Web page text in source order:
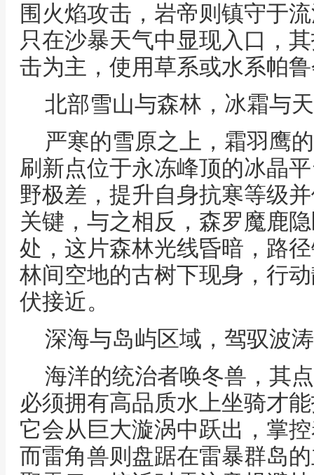
围火焰攻击，岩帝则镇守于
只在沙暴天气中显现入口，
击为主，使用草系或水系帕
北部雪山与森林，冰霜与
严寒的雪原之上，霜羽鹰
刷新点位于永冻峰顶的冰晶
野极差，提升自身抗寒等级
关键，与之相反，森罗魔鹿
处，这片森林光线昏暗，路
林间空地的古树下现身，行
伏接近。
深海与岛屿区域，驾驭波
海洋的统治者唤冬兽，其
必须拥有高品质水上坐骑才
它会从巨大漩涡中跃出，掌
而雷角兽则盘踞在雷暴群岛